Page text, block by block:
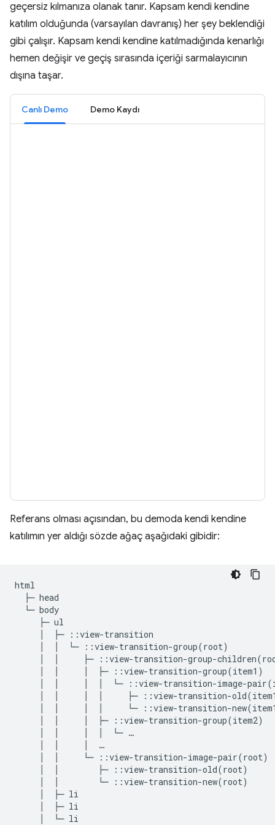
geçersiz kılmanıza olanak tanır. Kapsam kendi kendine
katılım olduğunda (varsayılan davranış) her şey beklendiği
gibi çalışır. Kapsam kendi kendine katılmadığında kenarlığı
hemen değişir ve geçiş sırasında içeriği sarmalayıcının
dışına taşar.
Canlı Demo Demo Kaydı
Referans olması açısından, bu demoda kendi kendine
katılımın yer aldığı sözde ağaç aşağıdaki gibidir:
html
  ├─ head
  └─ body
     ├─ ul
     │  ├─ ::view-transition
     │  │  └─ ::view-transition-group(root)
│  │     ├─ ::view-transition-group-
     │  │     │  ├─ ::view-transition-group(item1)
│  │     │  │  └─ ::view-transition-image-
│  │     │  │     ├─ ::view-transition-
│  │     │  │     └─ ::view-transition-
     │  │     │  ├─ ::view-transition-group(item2)
     │  │     │  │  └─ …
     │  │     │  …
     │  │     └─ ::view-transition-image-pair(root)
     │  │        ├─ ::view-transition-old(root)
     │  │        └─ ::view-transition-new(root)
     │  ├─ li
     │  ├─ li
     │  └─ li